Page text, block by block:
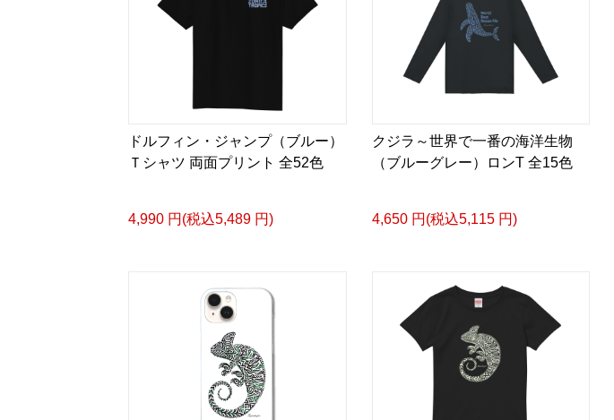
ドルフィン・ジャンプ（ブルー）
Ｔシャツ 両面プリント 全52色
4,990 円(税込5,489 円)
クジラ～世界で一番の海洋生物
（ブルーグレー）ロンT 全15色
4,650 円(税込5,115 円)